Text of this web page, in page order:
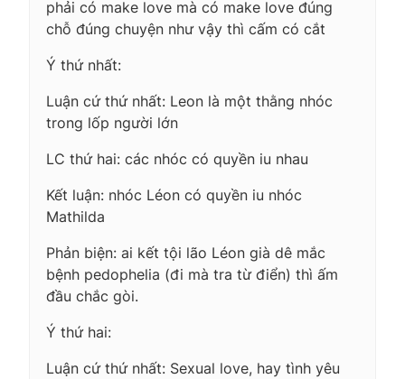
phải có make love mà có make love đúng
chỗ đúng chuyện như vậy thì cấm có cắt
Ý thứ nhất:
Luận cứ thứ nhất: Leon là một thằng nhóc
trong lốp người lớn
LC thứ hai: các nhóc có quyền iu nhau
Kết luận: nhóc Léon có quyền iu nhóc
Mathilda
Phản biện: ai kết tội lão Léon già dê mắc
bệnh pedophelia (đi mà tra từ điển) thì ấm
đầu chắc gòi.
Ý thứ hai:
Luận cứ thứ nhất: Sexual love, hay tình yêu